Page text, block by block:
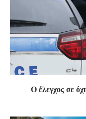
Ο έλεγχος σε